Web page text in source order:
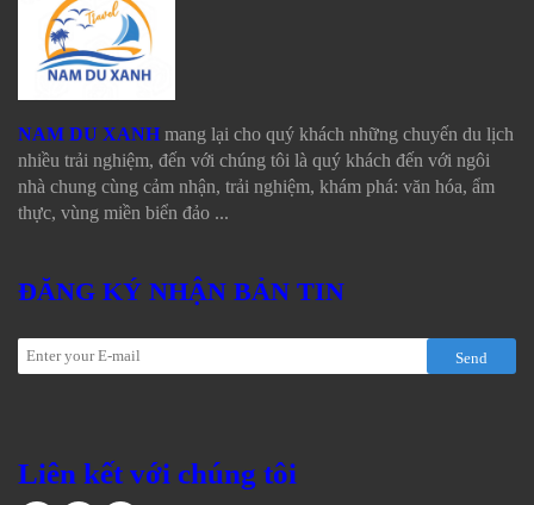
NAM DU XANH mang lại cho quý khách những chuyến du lịch
nhiều trải nghiệm, đến với chúng tôi là quý khách đến với ngôi
nhà chung cùng cảm nhận, trải nghiệm, khám phá: văn hóa, ẩm
thực, vùng miền biển đảo ...
ĐĂNG KÝ NHẬN BẢN TIN
Send
Liên kết với chúng tôi